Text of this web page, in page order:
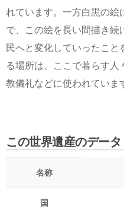
れています。一方白黒の絵
で、この絵を長い間描き続
民へと変化していったこと
る場所は、ここで暮らす人
教儀礼などに使われていま
この世界遺産のデータ
名称
国